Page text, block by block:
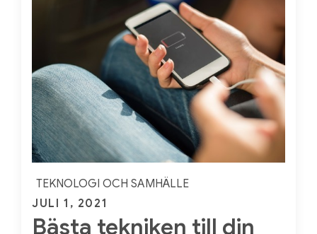
TEKNOLOGI OCH SAMHÄLLE
Posted
on
JULI 1, 2021
Bästa tekniken till din